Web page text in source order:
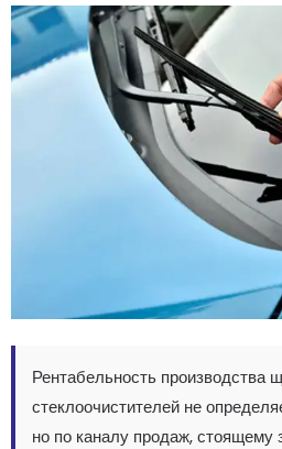
Рентабельность производства
стеклоочистителей не
но по каналу продаж, стоящему